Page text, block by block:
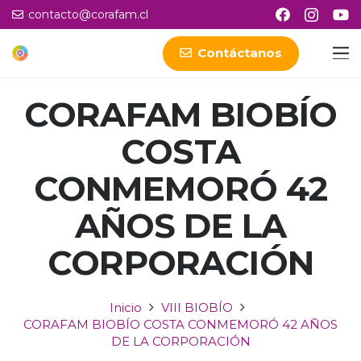
contacto@corafam.cl
Contáctanos
CORAFAM BIOBÍO
COSTA
CONMEMORÓ 42
AÑOS DE LA
CORPORACIÓN
Inicio
VIII BIOBÍO
CORAFAM BIOBÍO COSTA CONMEMORÓ 42 AÑOS
DE LA CORPORACIÓN